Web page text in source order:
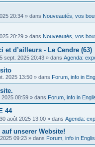
20:34 » dans Nouveautés, vos
20:29 » dans Nouveautés, vos
et d’ailleurs - Le Cendre (63)
sept. 2025 20:43 » dans Agenda:
2025 13:50 » dans Forum, info in
2025 08:59 » dans Forum, info in
44
août 2025 13:00 » dans Agenda:
unserer Website!
09:23 » dans Forum, info in